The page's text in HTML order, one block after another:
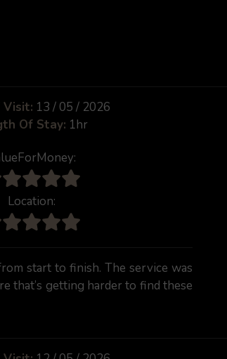
Visit: 13 / 05 / 2026
Of Stay: 1hr
Location:
start to finish. The service was
that’s getting harder to find these